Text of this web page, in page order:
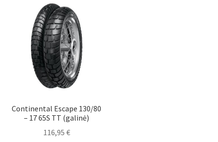
Continental Escape 130/80
– 17 65S TT (galinė)
116,95 €